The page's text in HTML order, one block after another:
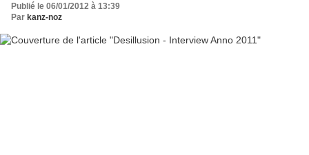
Publié le 06/01/2012 à 13:39
Par kanz-noz